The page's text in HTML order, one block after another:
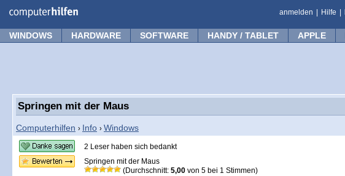
anmelden Hilfe
WINDOWS HARDWARE SOFTWARE HANDY / TABLET APPLE
Springen mit der Maus
Computerhilfen › Info › Windows
2 Leser haben sich bedankt
Springen mit der Maus
(Durchschnitt: 5,00 von 5 bei 1 Stimmen)